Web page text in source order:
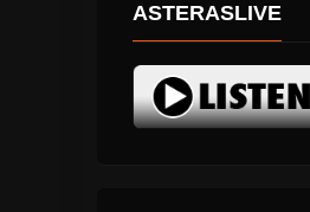
ASTERASLIVE